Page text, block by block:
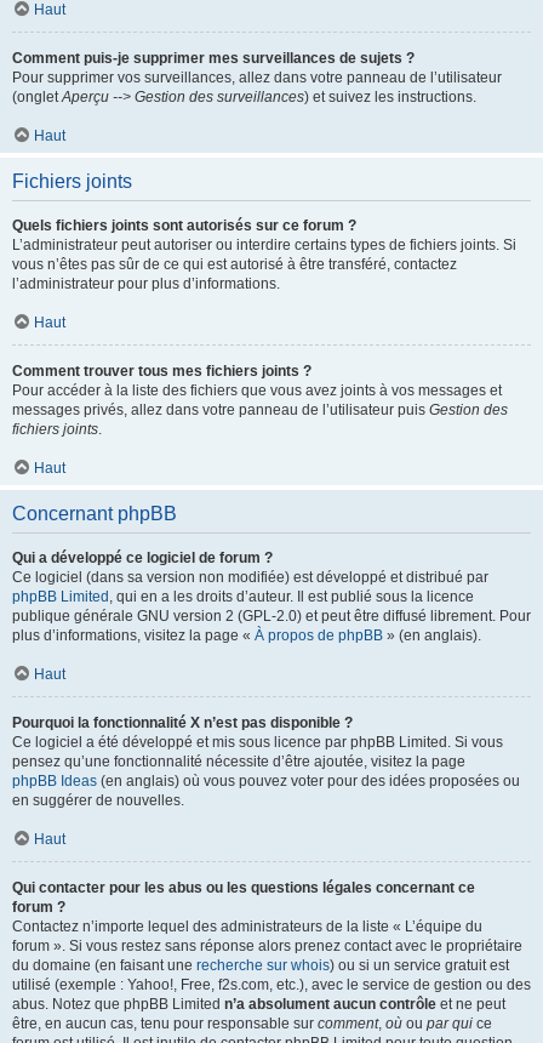
Haut
Comment puis-je supprimer mes surveillances de sujets ?
Pour supprimer vos surveillances, allez dans votre panneau de l’utilisateur
(ongletAperçu --> Gestion des surveillances) et suivez les instructions.
Haut
Fichiers joints
Quels fichiers joints sont autorisés sur ce forum ?
L’administrateur peut autoriser ou interdire certains types de fichiers joints. Si
vous n’êtes pas sûr de ce qui est autorisé à être transféré, contactez
l’administrateur pour plus d’informations.
Haut
Comment trouver tous mes fichiers joints ?
Pour accéder à la liste des fichiers que vous avez joints à vos messages et
messages privés, allez dans votre panneau de l’utilisateur puis Gestion des
fichiers joints.
Haut
Concernant phpBB
Qui a développé ce logiciel de forum ?
Ce logiciel (dans sa version non modifiée) est développé et distribué par
phpBB Limited , qui en a les droits d’auteur. Il est publié sous la licence
publique générale GNU version 2 (GPL-2.0) et peut être diffusé librement. Pour
plus d’informations, visitez la page « À propos de phpBB » (en anglais).
Haut
Pourquoi la fonctionnalité X n’est pas disponible ?
Ce logiciel a été développé et mis sous licence par phpBB Limited. Si vous
pensez qu’une fonctionnalité nécessite d’être ajoutée, visitez la page
phpBB Ideas (en anglais) où vous pouvez voter pour des idées proposées ou
en suggérer de nouvelles.
Haut
Qui contacter pour les abus ou les questions légales concernant ce
forum ?
Contactez n’importe lequel des administrateurs de la liste « L’équipe du
forum ». Si vous restez sans réponse alors prenez contact avec le propriétaire
du domaine (en faisant une recherche sur whois) ou si un service gratuit est
utilisé (exemple : Yahoo!, Free, f2s.com, etc.), avec le service de gestion ou des
abus. Notez que phpBB Limited n’a absolument aucun contrôle et ne peut
être, en aucun cas, tenu pour responsable sur comment, où ou par qui ce